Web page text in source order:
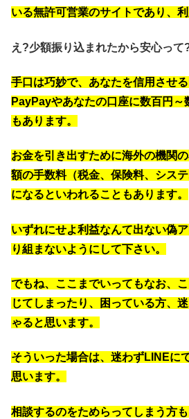
いる無許可営業のサイトであり、
え?少額振り込まれたから安心って
手口は巧妙で、あなたを信用させ
PayPayやあなたの口座に数百円～
もあります。
お金を引き出すために海外の機関
額の手数料（税金、保険料、シス
になるといわれることもあります。
いずれにせよ利益なんて出ない偽
り組まないようにして下さい。
でもね、ここまでいってもなお、
じてしまったり、困っている方、
ゃると思います。
そういった場合は、迷わずLINEに
思います。
相談するのをためらってしまう方